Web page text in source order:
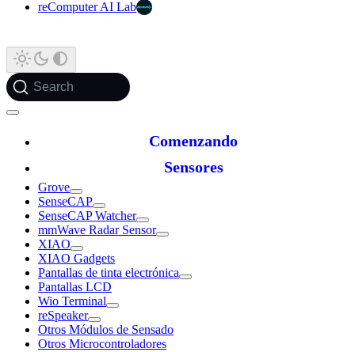
reComputer AI Lab
Search
Comenzando
Sensores
Grove
SenseCAP
SenseCAP Watcher
mmWave Radar Sensor
XIAO
XIAO Gadgets
Pantallas de tinta electrónica
Pantallas LCD
Wio Terminal
reSpeaker
Otros Módulos de Sensado
Otros Microcontroladores